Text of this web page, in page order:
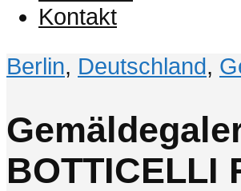
Kontakt
Berlin, Deutschland,
BOTTICELLI